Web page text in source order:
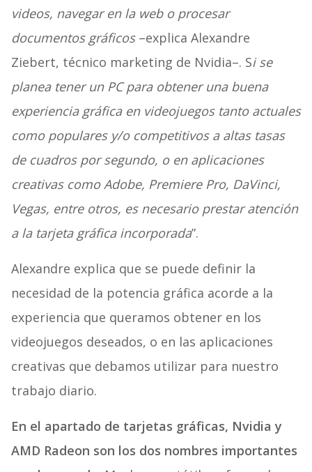
videos, navegar en la web o procesar
documentos gráficos–explica Alexandre
Ziebert, técnico marketing de Nvidia–. Si se
planea tener un PC para obtener una buena
experiencia gráfica en videojuegos tanto actuales
como populares y/o competitivos a altas tasas
de cuadros por segundo, o en aplicaciones
creativas como Adobe, Premiere Pro, DaVinci,
Vegas, entre otros, es necesario prestar atención
a la tarjeta gráfica incorporada”.
Alexandre explica que se puede definir la
necesidad de la potencia gráfica acorde a la
experiencia que queramos obtener en los
videojuegos deseados, o en las aplicaciones
creativas que debamos utilizar para nuestro
trabajo diario.
En el apartado de tarjetas gráficas, Nvidia y
AMD Radeon son los dos nombres importantes